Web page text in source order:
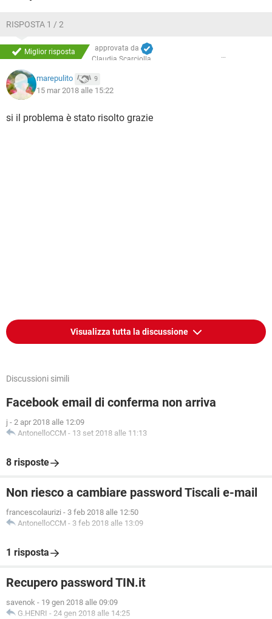
RISPOSTA 1 / 2
Miglior risposta
approvata da
Claudia Scarciolla
marepulito 9
15 mar 2018 alle 15:22
si il problema è stato risolto grazie
Visualizza tutta la discussione
Discussioni simili
Facebook email di conferma non arriva
j - 2 apr 2018 alle 12:09
AntonelloCCM - 13 set 2018 alle 11:13
8 risposte
Non riesco a cambiare password Tiscali e-mail
francescolaurizi - 3 feb 2018 alle 12:50
AntonelloCCM - 3 feb 2018 alle 13:09
1 risposta
Recupero password TIN.it
savenok - 19 gen 2018 alle 09:09
G.HENRI - 24 gen 2018 alle 14:25